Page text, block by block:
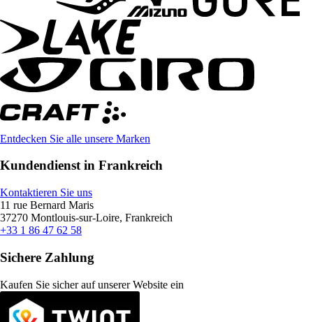
Entdecken Sie alle unsere Marken
Kundendienst in Frankreich
Kontaktieren Sie uns
11 rue Bernard Maris
37270 Montlouis-sur-Loire, Frankreich
+33 1 86 47 62 58
Sichere Zahlung
Kaufen Sie sicher auf unserer Website ein